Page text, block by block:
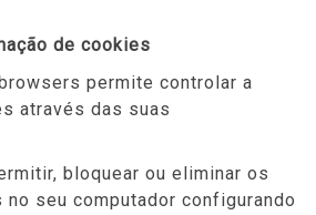
de cookies
permite controlar a
através das suas
bloquear ou eliminar os
seu computador configurando